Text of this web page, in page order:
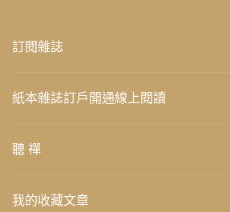
訂閱雜誌
紙本雜誌訂戶開通線上閱讀
聽 禪
我的收藏文章